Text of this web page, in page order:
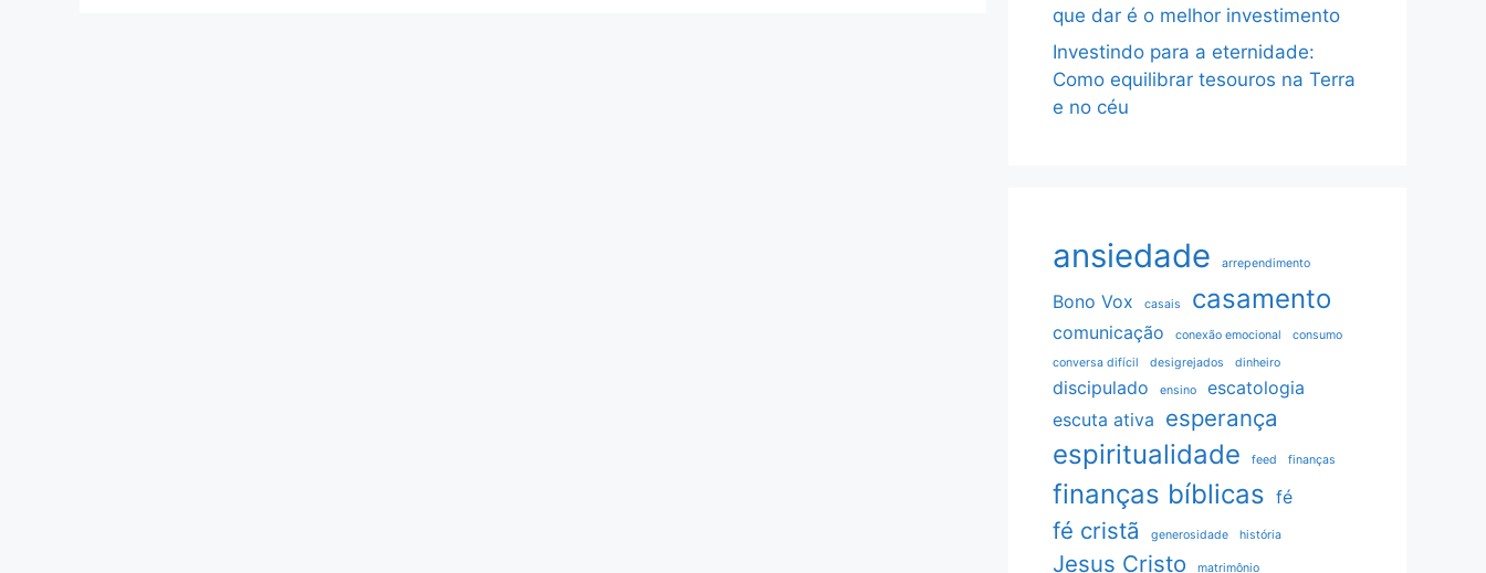
que dar é o melhor investimento
Investindo para a eternidade:
Como equilibrar tesouros na Terra
e no céu
ansiedade arrependimento
Bono Vox casais casamento
comunicação conexão emocional
consumo
conversa difícil
desigrejados dinheiro
discipulado ensino
escatologia
escuta ativa esperança
espiritualidade feed finanças
finanças bíblicas fé
fé cristã generosidade história
Jesus Cristo matrimônio